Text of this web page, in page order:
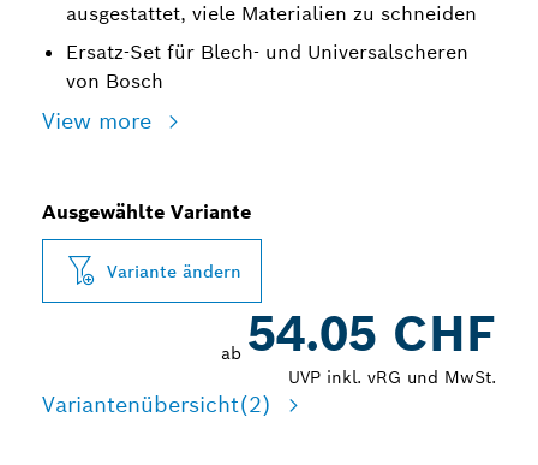
ausgestattet, viele Materialien zu schneiden
Ersatz-Set für Blech- und Universalscheren
von Bosch
View more
Ausgewählte Variante
Variante ändern
ab 54.05 CHF
UVP inkl. vRG und MwSt.
Variantenübersicht(2)